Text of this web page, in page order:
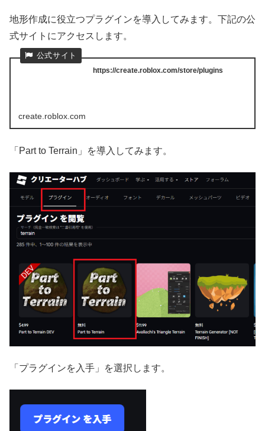
地形作成に役立つプラグインを導入してみます。下記の公
式サイトにアクセスします。
https://create.roblox.com/store/plugins
create.roblox.com
「Part to Terrain」を導入してみます。
「プラグインを入手」を選択します。